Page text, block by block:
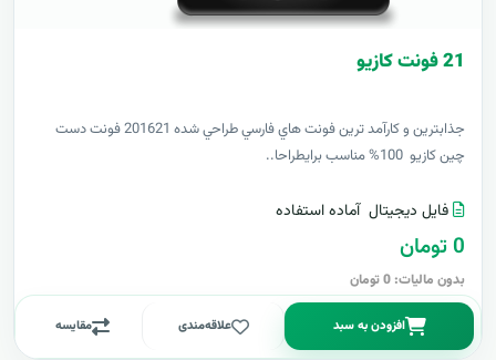
21 فونت کازيو
جذابترين و کارآمد ترين فونت هاي فارسي طراحي شده 201621 فونت دست
چين کازيو 100% مناسب برايطراحا..
فایل دیجیتال آماده استفاده
0 تومان
بدون مالیات: 0 تومان
افزودن به سبد علاقه‌مندی مقایسه